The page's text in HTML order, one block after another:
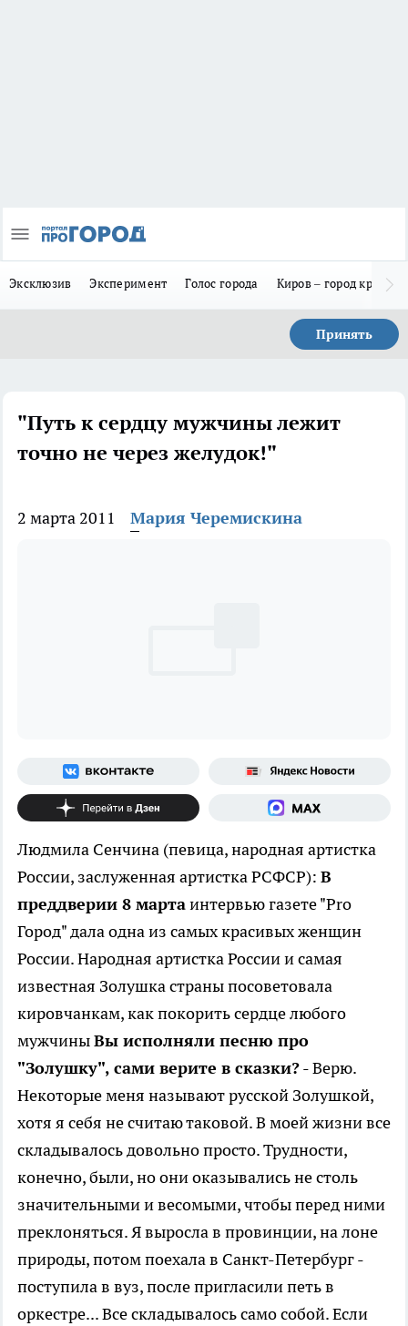
Эксклюзив Эксперимент Голос города Киров – город
Принять
"Путь к сердцу мужчины лежит
точно не через желудок!"
2 марта 2011 Мария Черемискина
Людмила Сенчина (певица, народная артистка
России, заслуженная артистка РСФСР): В
преддверии 8 мартаинтервью газете "Pro
Город" дала одна из самых красивых женщин
России. Народная артистка России и самая
известная Золушка страны посоветовала
кировчанкам, как покорить сердце любого
мужчиныВы исполняли песню про
"Золушку", сами верите в сказки?- Верю.
Некоторые меня называют русской Золушкой,
хотя я себя не считаю таковой. В моей жизни все
складывалось довольно просто. Трудности,
конечно, были, но они оказывались не столь
значительными и весомыми, чтобы перед ними
преклоняться. Я выросла в провинции, на лоне
природы, потом поехала в Санкт-Петербург -
поступила в вуз, после пригласили петь в
оркестре... Все складывалось само собой. Если